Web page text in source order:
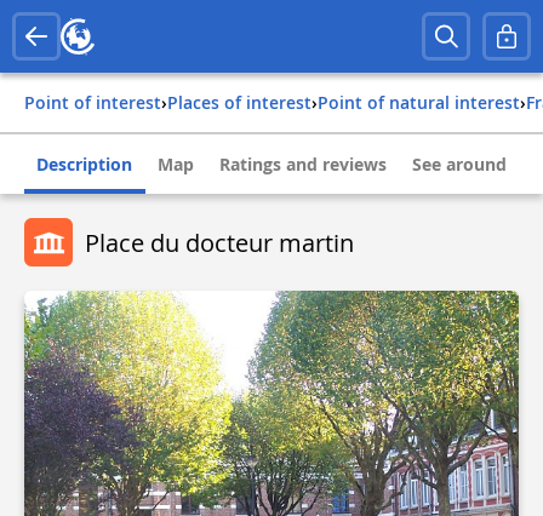
Point of interest› Places of interest› Point of natural interest›
Description Map Ratings and reviews See around
Place du docteur martin